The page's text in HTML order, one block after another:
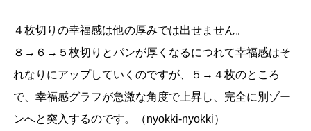
４枚切りの幸福感は他の厚みでは出せません。
８→６→５枚切りとパンが厚くなるにつれて幸福感はそ
れなりにアップしていくのですが、５→４枚のところ
で、幸福感グラフが急激な角度で上昇し、完全に別ゾー
ンへと突入するのです。（nyokki-nyokki）